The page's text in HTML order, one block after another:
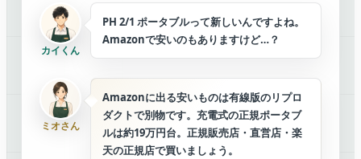
カイくん
PH 2/1 ポータブルって新しいんですよね。
Amazonで安いのもありますけど…？
ミオさん
Amazonに出る安いものは有線版のリプロ
ダクトで別物です。充電式の正規ポータブ
ルは約19万円台。正規販売店・直営店・楽
天の正規店で買いましょう。